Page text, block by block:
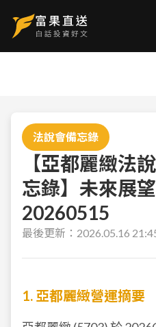
法說會備忘錄
【亞都麗緻法
忘錄】未來展
20260515
最後更新： 2026.05.16
1. 亞都麗緻營運摘要